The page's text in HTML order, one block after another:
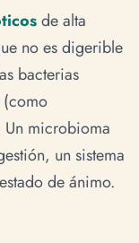
de alta
no es digerible
bacterias
(como
Un microbioma
un sistema
de ánimo.